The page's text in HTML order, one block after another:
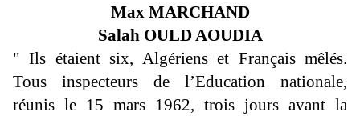
Max MARCHAND
Salah OULD AOUDIA
" Ils étaient six, Algériens et Français mêlés.
Tous inspecteurs de l’Education nationale,
réunis le 15 mars 1962, trois jours avant la